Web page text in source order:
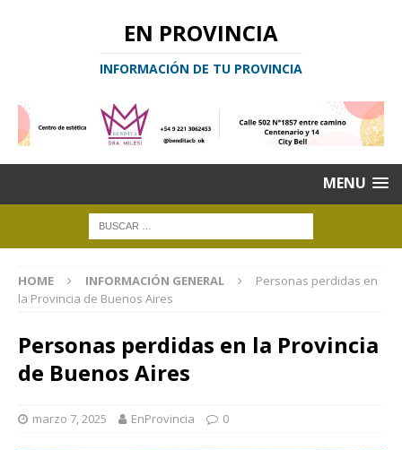
EN PROVINCIA
INFORMACIÓN DE TU PROVINCIA
MENU
HOME INFORMACIÓN GENERAL
Personas perdidas en
la Provincia de Buenos Aires
Personas perdidas en la Provincia
de Buenos Aires
marzo 7, 2025 EnProvincia 0